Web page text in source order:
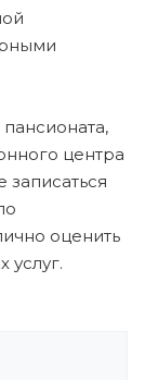
центра
оценить
услуг.